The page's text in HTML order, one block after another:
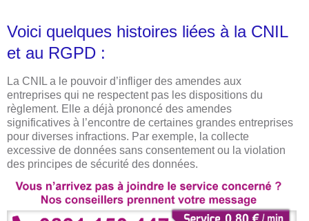
Voici quelques histoires liées à la CNIL
et au RGPD :
La CNIL a le pouvoir d’infliger des amendes aux
entreprises qui ne respectent pas les dispositions du
règlement. Elle a déjà prononcé des amendes
significatives à l’encontre de certaines grandes entreprises
pour diverses infractions. Par exemple, la collecte
excessive de données sans consentement ou la violation
des principes de sécurité des données.